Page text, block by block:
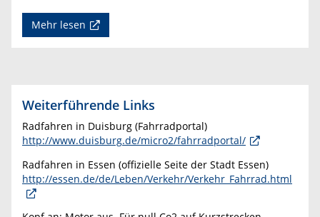
Mehr lesen
Weiterführende Links
Radfahren in Duisburg (Fahrradportal)
http://www.duisburg.de/micro2/fahrradportal/
Radfahren in Essen (offizielle Seite der Stadt Essen)
http://essen.de/de/Leben/Verkehr/Verkehr_Fahrrad.html